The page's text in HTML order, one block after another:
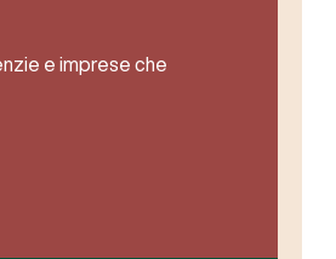
e imprese che